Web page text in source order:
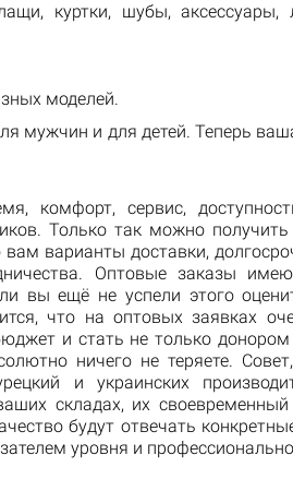
куртки, шубы, аксессуары,
моделей.
мужчин и для детей. Теперь
комфорт, сервис,
Только так можно
варианты доставки,
Оптовые заказы
вы ещё не успели этого
что на оптовых заявках
и стать не только
ничего не теряете.
и украинских
складах, их
будут отвечать
уровня и